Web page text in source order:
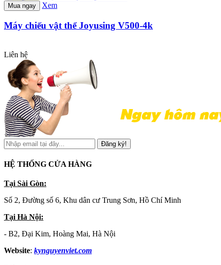
Mua ngay Xem
Máy chiếu vật thể Joyusing V500-4k
Liên hệ
Đăng ký!
HỆ THỐNG CỬA HÀNG
Tại Sài Gòn:
Số 2, Đường số 6, Khu dân cư Trung Sơn, Hồ Chí Minh
Tại Hà Nội:
- B2, Đại Kim, Hoàng Mai, Hà Nội
Website: kynguyenviet.com